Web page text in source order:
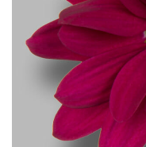
ENGLISH NEDERLANDS